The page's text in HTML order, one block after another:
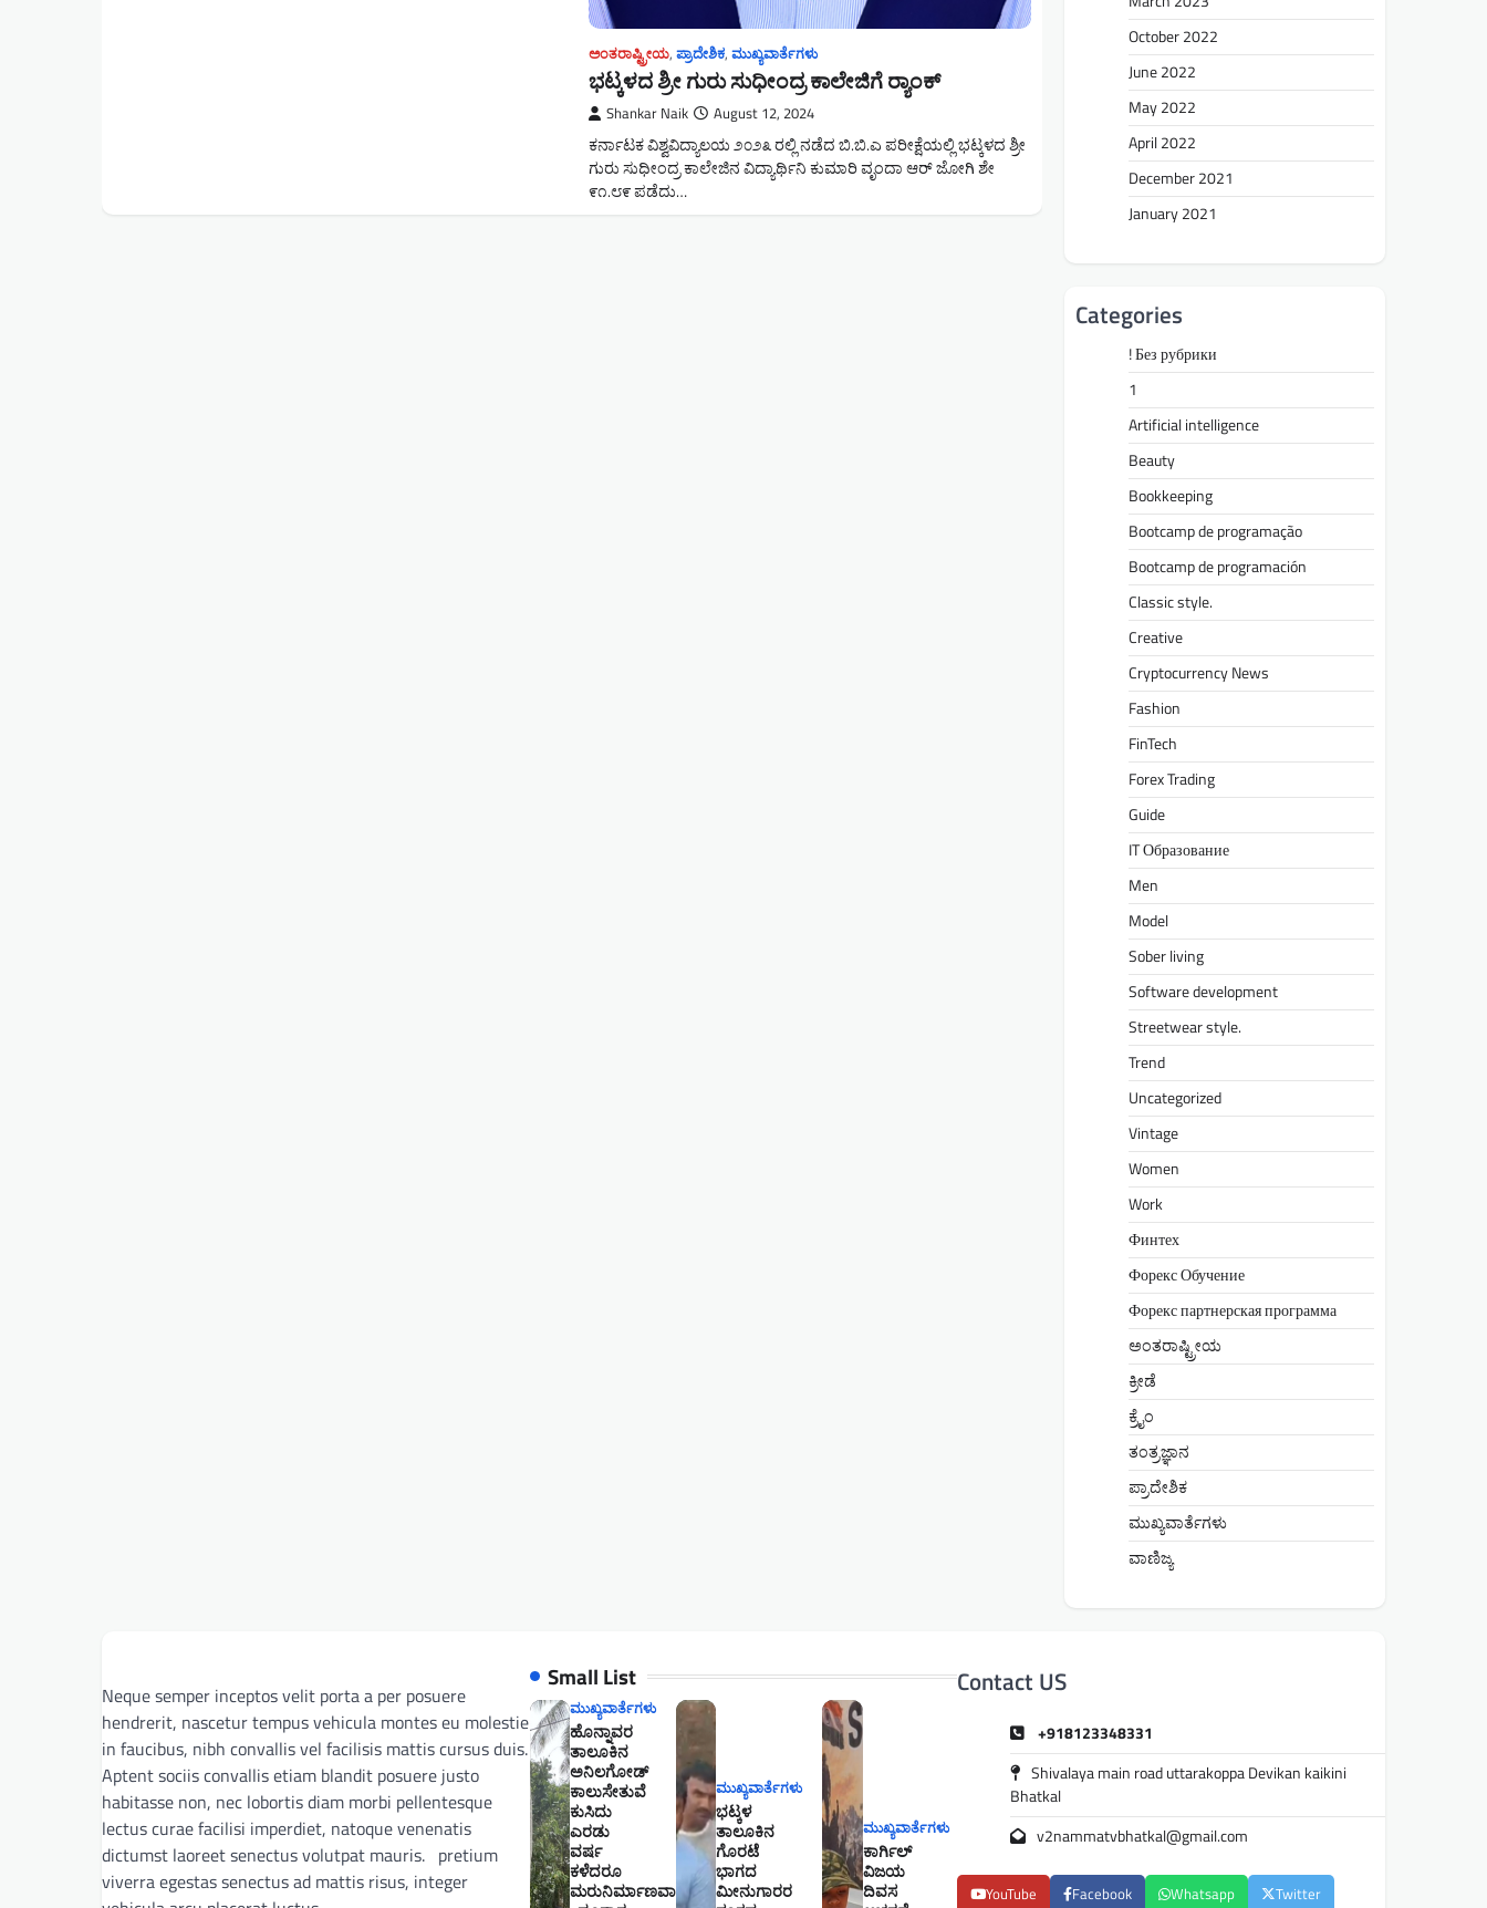
ಅಂತರಾಷ್ಟ್ರೀಯ, ಪ್ರಾದೇಶಿಕ, ಮುಖ್ಯವಾರ್ತೆಗಳು
ಭಟ್ಕಳದ ಶ್ರೀ ಗುರು ಸುಧೀಂದ್ರ ಕಾಲೇಜಿಗೆ ರ‍್ಯಾಂಕ್
Shankar Naik August 12, 2024
ಕರ್ನಾಟಕ ವಿಶ್ವವಿದ್ಯಾಲಯ ೨೦೨೩ ರಲ್ಲಿ ನಡೆದ ಬಿ.ಬಿ.ಎ ಪರೀಕ್ಷೆಯಲ್ಲಿ ಭಟ್ಕಳದ ಶ್ರೀ
ಗುರು ಸುಧೀಂದ್ರ ಕಾಲೇಜಿನ ವಿದ್ಯಾರ್ಥಿನಿ ಕುಮಾರಿ ವೃಂದಾ ಆರ್ ಜೋಗಿ ಶೇ
೯೧.೮೯ ಪಡೆದು…
October 2022
June 2022
May 2022
April 2022
December 2021
January 2021
Categories
! Без рубрики
1
Artificial intelligence
Beauty
Bookkeeping
Bootcamp de programação
Bootcamp de programación
Classic style.
Creative
Cryptocurrency News
Fashion
FinTech
Forex Trading
Guide
IT Образование
Men
Model
Sober living
Software development
Streetwear style.
Trend
Uncategorized
Vintage
Women
Work
Финтех
Форекс Обучение
Форекс партнерская программа
ಅಂತರಾಷ್ಟ್ರೀಯ
ಕ್ರೀಡೆ
ಕ್ರೈಂ
ತಂತ್ರಜ್ಞಾನ
ಪ್ರಾದೇಶಿಕ
ಮುಖ್ಯವಾರ್ತೆಗಳು
ವಾಣಿಜ್ಯ
Neque semper inceptos velit porta a per posuere
hendrerit, nascetur tempus vehicula montes eu molestie
in faucibus, nibh convallis vel facilisis mattis cursus duis.
Aptent sociis convallis etiam blandit posuere justo
habitasse non, nec lobortis diam morbi pellentesque
lectus curae facilisi imperdiet, natoque venenatis
dictumst laoreet senectus volutpat mauris. pretium
viverra egestas senectus ad mattis risus, integer
Small List
ಮುಖ್ಯವಾರ್ತೆಗಳು
ಹೊನ್ನಾವರ
ತಾಲೂಕಿನ
ಅನಿಲಗೋಡ್
ಕಾಲುಸೇತುವೆ
ಕುಸಿದು
ಎರಡು
ವರ್ಷ
ಕಳೆದರೂ
ಮರುನಿರ್ಮಾಣವಾಗಿಲ್ಲ
ಮುಖ್ಯವಾರ್ತೆಗಳು
ಭಟ್ಕಳ
ತಾಲೂಕಿನ
ಗೊರಟೆ
ಭಾಗದ
ಮೀನುಗಾರರ
ಮುಖ್ಯವಾರ್ತೆಗಳು
ಕಾರ್ಗಿಲ್
ವಿಜಯ
ದಿವಸ
Contact US
+918123348331
Shivalaya main road uttarakoppa Devikan kaikini
Bhatkal
v2nammatvbhatkal@gmail.com
YouTube Facebook Whatsapp Twitter